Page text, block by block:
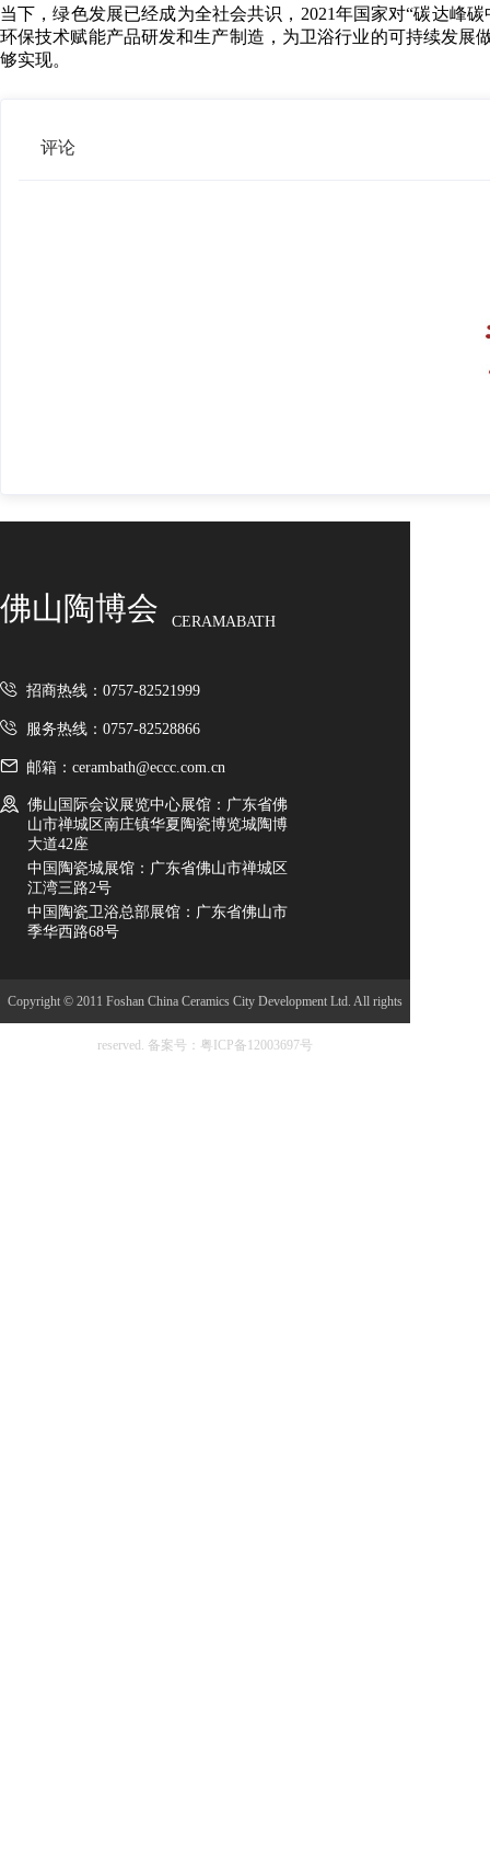
当下，绿色发展已经成为全社会共识，2021年国家对“碳达峰
环保技术赋能产品研发和生产制造，为卫浴行业的可持续发
够实现。
评论
佛山陶博会 CERAMABATH
招商热线：0757-82521999
服务热线：0757-82528866
邮箱：cerambath@eccc.com.cn
佛山国际会议展览中心展馆：广东省佛
山市禅城区南庄镇华夏陶瓷博览城陶博
大道42座
中国陶瓷城展馆：广东省佛山市禅城区
江湾三路2号
中国陶瓷卫浴总部展馆：广东省佛山市
季华西路68号
Copyright © 2011 Foshan China Ceramics City Development Ltd. All rights
reserved. 备案号：粤ICP备12003697号